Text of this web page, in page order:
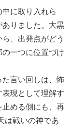
に取り入れら
りました。大黒
、出発点がどう
一つに位置づけ
言い回しは、怖
現として理解す
止める側にも、再
は戦いの神であ